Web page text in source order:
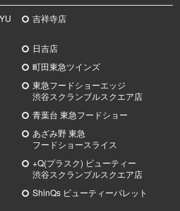
吉祥寺店
日吉店
町田東急ツインズ
東急フードショーエッジ
渋谷スクランブルスクエア店
青葉台 東急フードショー
あざみ野東急
フードショースライス
+Q(プラスク) ビューティー
渋谷スクランブルスクエア店
ShinQs ビューティーパレット